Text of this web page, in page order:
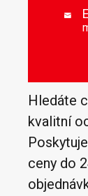

Hledáte
kvalitní
ceny do